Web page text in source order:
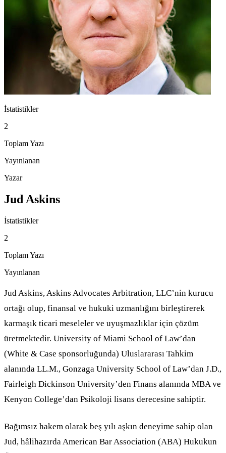
İstatistikler
2
Toplam Yazı
Yayınlanan
Yazar
Jud Askins
İstatistikler
2
Toplam Yazı
Yayınlanan
Jud Askins, Askins Advocates Arbitration, LLC’nin kurucu
ortağı olup, finansal ve hukuki uzmanlığını birleştirerek
karmaşık ticari meseleler ve uyuşmazlıklar için çözüm
üretmektedir. University of Miami School of Law’dan
(White & Case sponsorluğunda) Uluslararası Tahkim
alanında LL.M., Gonzaga University School of Law’dan J.D.,
Fairleigh Dickinson University’den Finans alanında MBA ve
Kenyon College’dan Psikoloji lisans derecesine sahiptir.
Bağımsız hakem olarak beş yılı aşkın deneyime sahip olan
Jud, hâlihazırda American Bar Association (ABA) Hukukun